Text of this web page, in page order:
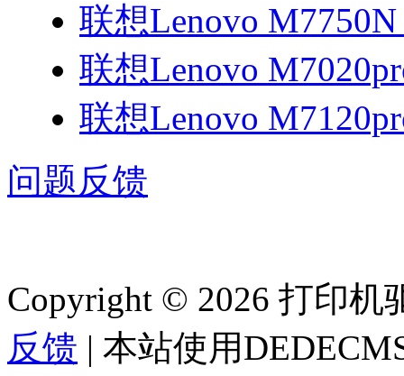
联想Lenovo
联想Lenovo
联想Lenovo
问题反馈
Copyright © 2026 打印
反馈 | 本站使用